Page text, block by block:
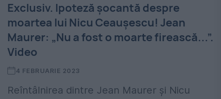
Exclusiv. Ipoteză șocantă despre
moartea lui Nicu Ceaușescu! Jean
Maurer: „Nu a fost o moarte firească...”.
Video
4 FEBRUARIE 2023
Reîntâlnirea dintre Jean Maurer și Nicu